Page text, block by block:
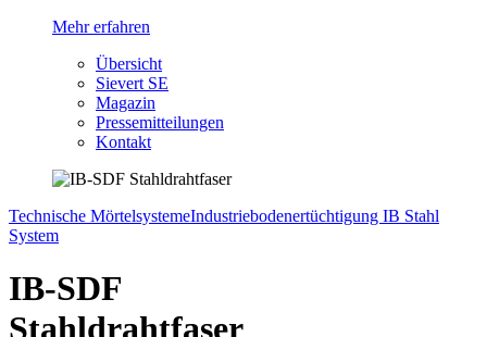
Mehr erfahren
Übersicht
Sievert SE
Magazin
Pressemitteilungen
Kontakt
Technische MörtelsystemeIndustriebodenertüchtigung IB Stahl
System
IB-SDF
Stahldrahtfaser